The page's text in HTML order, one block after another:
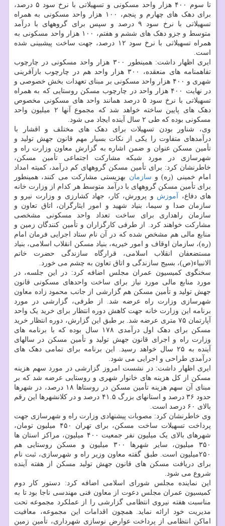
تا سوم ۴۰۰ هزار واحد مسکونی و تسهیلاتی با نرخ سود ۵ درصد،
برای دهک های چهارم و پنجم، ۱۰۰ هزار واحد مسکونی به همراه
تسهیلاتی با نرخ سود ۹ درصد و سپس برای گروههای با درآمد
متوسط و جزو دهک های ششم و هفتم، ۱۰۰ هزار واحد مسکونی به
همراه تسهیلاتی با نرخ سود ۱۲ درصد، جهت ساخت پیشبینی شده
است.
ایری اظهار داشت: همینطور ۳۰۰ هزار واحد مسکونی در چارچوب
تفاهمنامه های منعقده، ۳۰۰ هزار واحد هم در چارچوب بازآفرینی
شهری و ۴۰۰ هزار واحد مسکونی بر مبنای تعهدات بخش خصوصی و
در نهایت ۴۰۰ هزار واحد در چارچوب مسکن روستایی که به همراه
تسهیلاتی با نرخ سود ۵ درصد همانند واحد های مسکونی مخصوص
دهک های پایین ساخته خواهد شد که مجموع آنها ۲ میلیون واحد
مسکونی بوده که طی ۲ سال آینده ایجاد می شود.
وی، شناور بودن تسهیلات برای دهک های مختلف و اقشار با
درآمدهای متفاوت را یکی از نکات بسیار مهم قانون جهش تولید و
تأمین مسکن عنوان و ضمن اشاره به گزارش معاون وزارت راه و
شهرسازی در مورد شبکه مشارکت اجتماعی تأمین مسکن،
خاطرنشان کرد: برای تأمین مسکن گروههای کم درآمد، کمیته امداد
امام خمینی (ره) و سازمان بهزیستی مشارکت می کنند، همینطور
برای تأمین مسکن گروههای با درآمد متوسط هر کدام از وزارت خانه
های دفاع،
آموزش و پرورش، کار، جهاد کشارزی و وزارت نیرو و
سازمان صدا و سیما، بنیاد شهید و امور ایثارگران، اتاق تعاون و
سازمان راهداری برای ساخت تعداد واحد مسکونی مشخصی
مشارکت خواهند کرد. از طرفی کارگزاران و تأمین کنندگان زمین و
منابع مالی هم مشخص شده که در آن نام ستاد اجرایی فرمان امام
(ره)، سازمان اوقاف و امور خیریه، بنیاد مسکن انقلاب اسلامی، بنیاد
مستضعفان انقلاب اسلامی، قرارگاه سازندگی حضرت خاتم
الانبیاء(ص)، بسیج سازندگی و اتاق تعاون به چشم می خورد.
سخنگوی کمیسیون عمران مجلس اضافه کرد: در این جلسه، در
مورد منابع مالی مورد نیاز برای ساخت واحدهای مسکونی قانون
جهش تولید و تأمین مسکن هم گزارشی از جانب محمود زاده معاون
شهرسازی وزارت راه عرضه شد. از طرفی، گزارشی در مورد
برنامه این وزارت خانه جهت کاهش دوره انتظار برای خرید یک واحد
آپارتمان ۷۵ متری عرضه شد. بر طبق این گزارش، دوره انتظار خرید
مسکن برای دهک اول درآمدی ۱۷۸ سال بوده که با برنامه های
وزارت راه و اجرای قانون جهش تولید و تأمین مسکن در سالهای
آینده به ۲۵ سال خواهد رسید. این برنامه برای تمامی دهک های
درآمدی طراحی و اجرایی می شود.
ایری اظهار داشت: در نشست امروز گزارشی در مورد سهم هزینه
مسکن از کل هزینه های خانوار شهری و روستایی عرضه شد که بر
مبنای آن سهم هزینه تأمین مسکن در روستاها ۱۸ درصد، در شهرها
حدود ۳۶ درصد و استانهای بزرگ ۴۱.۵ درصد و در کلانشهرها این رقم
بالای ۶۰ درصد است.
وی خاطرنشان کرد: مصوبات پیشنهادی وزارت راه و شهرسازی جهت
پرداخت تسهیلات ساخت مسکن، برای تهران ۴۵۰ میلیون تومان،
شهرهای بالای یک میلیون نفر جمعیت ۴۰۰ میلیون، مراکز استان ها
۳۵۰ میلیون، سایر شهرها ۳۰۰ میلیون و مسکن روستایی هم
۲۵۰میلیون است. طبق گفته معاون وزیر راه و شهرسازی، ثبت نام
برای دریافت مسکن های قانون جهش تولید مسکن از هفته آینده
شروع می شود.
این نماینده مجلس شورای اسلامی اضافه کرد: دستور کار دوم
کمیسیون عمران مجلس دعوت از معاون فنی مهندسی ناجا بود تا به
مناسبت هفته نیروی انتظامی گزارشی را از عملکرد مجموعه تحت
مدیریت خود ارائه نماید. همچون اقدامات این مجموعه، معافیت
اماکن انتظامی از پرداخت عوارض نوسازی شهرداری، تأمین زمین